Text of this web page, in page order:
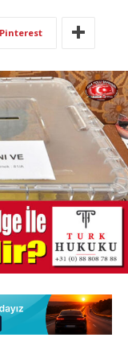
Pinterest